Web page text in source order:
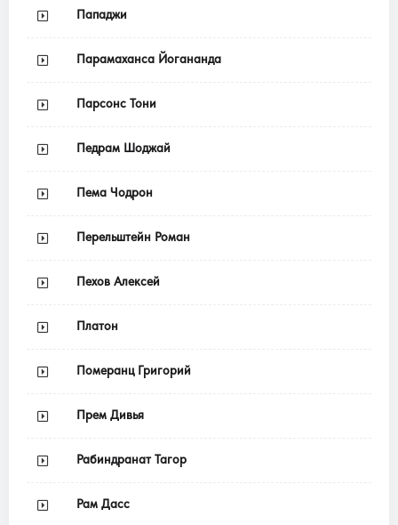
Пападжи
Парамаханса Йогананда
Парсонс Тони
Педрам Шоджай
Пема Чодрон
Перельштейн Роман
Пехов Алексей
Платон
Померанц Григорий
Прем Дивья
Рабиндранат Тагор
Рам Дасс